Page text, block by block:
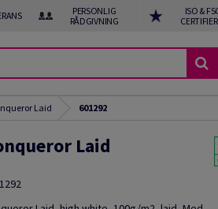
PERSONLIG
RÅDGIVNING
ISO &
Laid 601292
Laid